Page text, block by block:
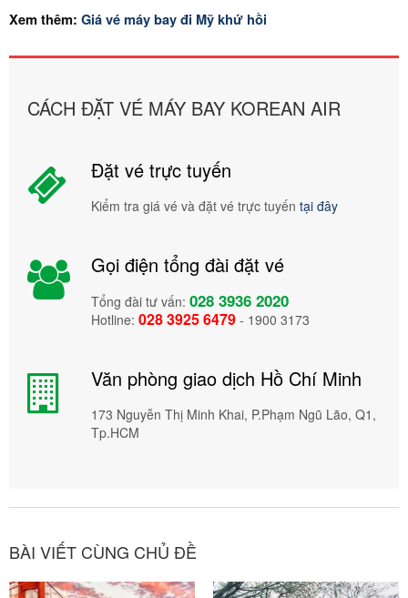
Xem thêm: Giá vé máy bay đi Mỹ khứ hồi
CÁCH ĐẶT VÉ MÁY BAY KOREAN AIR
Đặt vé trực tuyến
Kiểm tra giá vé và đặt vé trực tuyến tại đây
Gọi điện tổng đài đặt vé
Tổng đài tư vấn: 028 3936 2020
Hotline: 028 3925 6479 - 1900 3173
Văn phòng giao dịch Hồ Chí Minh
173 Nguyễn Thị Minh Khai, P.Phạm Ngũ Lão, Q1,
Tp.HCM
BÀI VIẾT CÙNG CHỦ ĐỀ